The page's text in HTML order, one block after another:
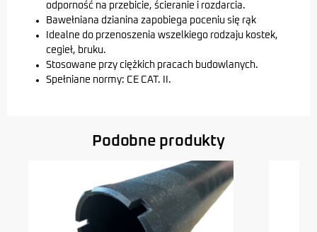
odporność na przebicie, ścieranie i rozdarcia.
Bawełniana dzianina zapobiega poceniu się rąk
Idealne do przenoszenia wszelkiego rodzaju kostek,
cegieł, bruku.
Stosowane przy ciężkich pracach budowlanych.
Spełniane normy: CE CAT. II.
Podobne produkty